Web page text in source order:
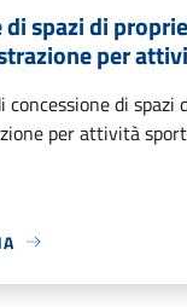
di spazi di
per
concessione di spazi
per attività